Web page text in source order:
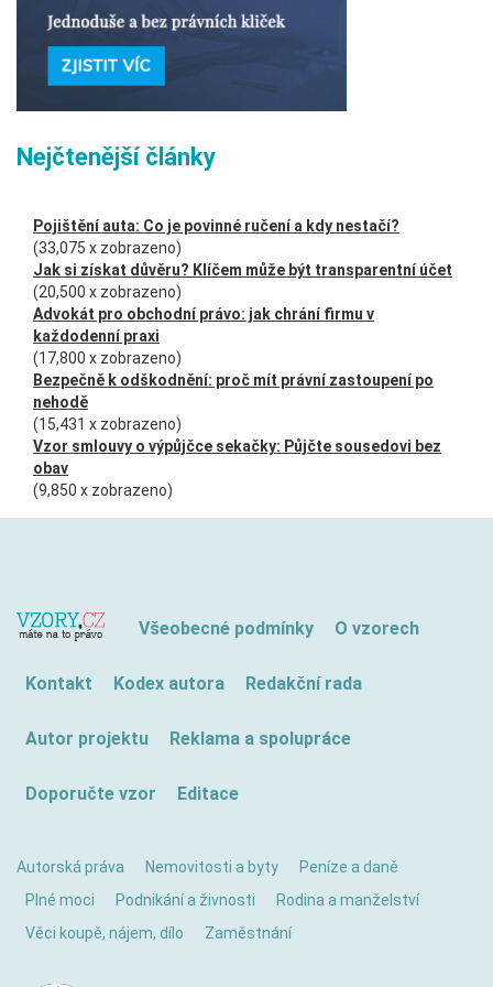
Nejčtenější články
Pojištění auta: Co je povinné ručení a kdy nestačí?
(33,075 x zobrazeno)
Jak si získat důvěru? Klíčem může být transparentní účet
(20,500 x zobrazeno)
Advokát pro obchodní právo: jak chrání firmu v
každodenní praxi
(17,800 x zobrazeno)
Bezpečně k odškodnění: proč mít právní zastoupení po
nehodě
(15,431 x zobrazeno)
Vzor smlouvy o výpůjčce sekačky: Půjčte sousedovi bez
obav
(9,850 x zobrazeno)
Všeobecné podmínky O vzorech
Kontakt Kodex autora Redakční rada
Autor projektu Reklama a spolupráce
Doporučte vzor Editace
Autorská práva Nemovitosti a byty
Peníze a daně
Plné moci
Podnikání a živnosti
Rodina a manželství
Věci koupě, nájem, dílo
Zaměstnání